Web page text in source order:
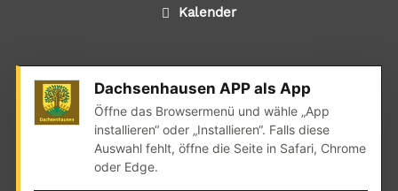
Kalender
© 2024 Alle Rechte liegen bei der Ortsgemeinde
Dachsenhausen
Realisation: wedoyu.de
Dachsenhausen APP als App
Öffne das Browsermenü und wähle „App
installieren“ oder „Installieren“. Falls diese
Auswahl fehlt, öffne die Seite in Safari, Chrome
oder Edge.